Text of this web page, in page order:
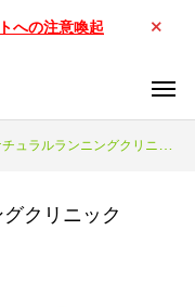
への注意喚起
ルランニングクリニック（2024/5/19）
クリニック